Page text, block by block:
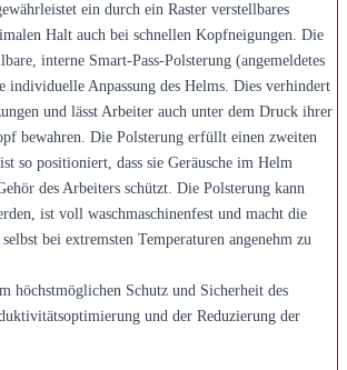
ein durch ein Raster verstellbares
Halt auch bei schnellen Kopfneigungen. Die
interne Smart-Pass-Polsterung (angemeldetes
individuelle Anpassung des Helms. Dies verhindert
und lässt Arbeiter auch unter dem Druck ihrer
bewahren. Die Polsterung erfüllt einen zweiten
so positioniert, dass sie Geräusche im Helm
des Arbeiters schützt. Die Polsterung kann
ist voll waschmaschinenfest und macht die
bei extremsten Temperaturen angenehm zu
höchstmöglichen Schutz und Sicherheit des
und der Reduzierung der